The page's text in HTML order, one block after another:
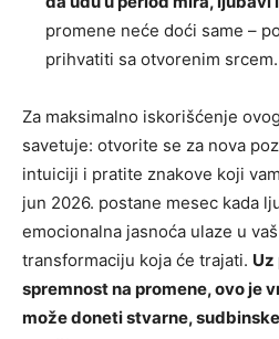
promene neće doći same –
prihvatiti sa otvorenim srcem.
Za maksimalno iskorišćenje
savetuje: otvorite se za nova
intuiciji i pratite znakove koji
jun 2026. postane mesec kada
emocionalna jasnoća ulaze u
transformaciju koja će trajati. Uz
spremnost na promene, ovo je
može doneti stvarne,